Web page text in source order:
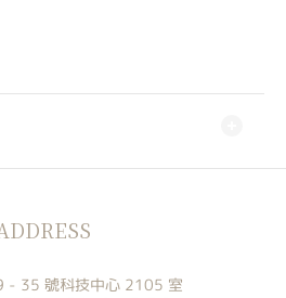
- 35 號科技中心 2105 室